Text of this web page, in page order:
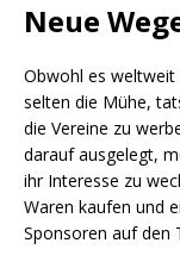
Neue
Obwohl es weltweit
selten die Mühe,
die Vereine zu
darauf ausgelegt,
ihr Interesse zu
Waren kaufen und
Sponsoren auf den